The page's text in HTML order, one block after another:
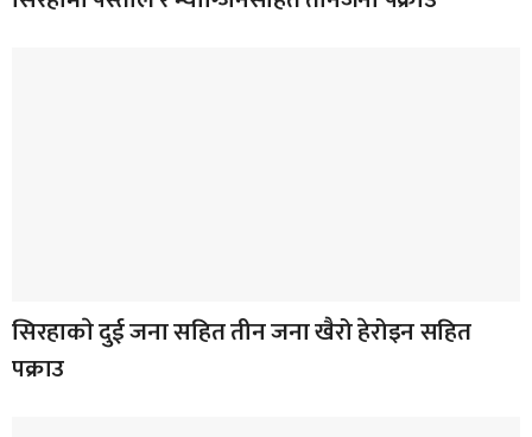
सिरहाकाे दुई जना सहित तीन जना खैरो हेरोइन सहित
पक्राउ